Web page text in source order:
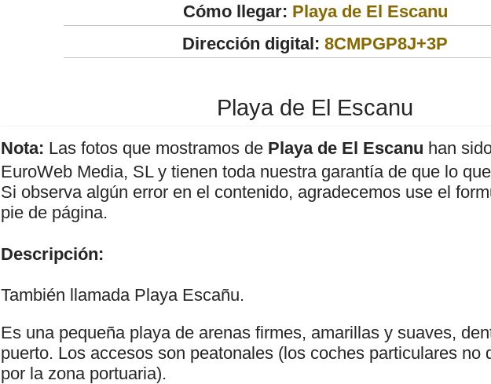
Cómo llegar: Playa de El Escanu
Dirección digital: 8CMPGP8J+3P
Playa de El Escanu
Nota: Las fotos que mostramos de Playa de El Escanu han
EuroWeb Media, SL y tienen toda nuestra garantía de que lo
Si observa algún error en el contenido, agradecemos use el
pie de página.
Descripción:
También llamada Playa Escañu.
Es una pequeña playa de arenas firmes, amarillas y suaves,
puerto. Los accesos son peatonales (los coches particulares no
por la zona portuaria).